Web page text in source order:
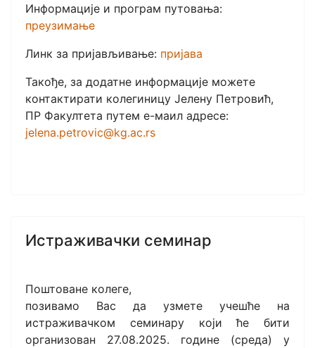
Информације и програм путовања:
преузимање
Линк за пријављивање: пријава
Такође, за додатне информације можете
контактирати колегиницу Јелену Петровић,
ПР Факултета путем е-маил адресе:
jelena.petrovic@kg.ac.rs
Истраживачки семинар
Поштоване колеге,
позивамо Вас да узмете учешће на
истраживачком семинару који ће бити
организован 27.08.2025. године (среда) у